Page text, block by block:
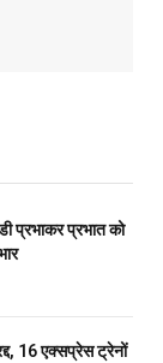
प्रभाकर प्रभात को
16 एक्सप्रेस ट्रेनों